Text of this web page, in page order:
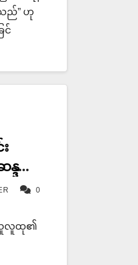
သည်” ဟု
င်
ဒ
0
သူလူထု၏